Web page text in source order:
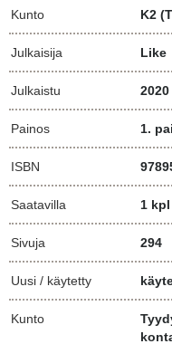
Kunto K2
Julkaisija Like
Julkaistu 2020
Painos 1.
ISBN
Saatavilla 1 kpl
Sivuja 294
Uusi / käytetty
Kunto